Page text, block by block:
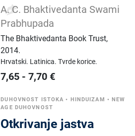
A. C. Bhaktivedanta Swami
Prabhupada
The Bhaktivedanta Book Trust,
2014.
Hrvatski. Latinica.Tvrde korice.
7,65 -7,70 €
DUHOVNOST ISTOKA • HINDUIZAM • NEW
AGE DUHOVNOST
Otkrivanje jastva